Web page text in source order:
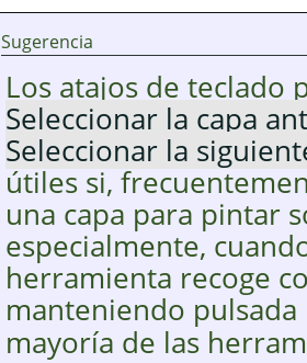
Sugerencia
Los atajos de teclado
Seleccionar la capa
Seleccionar la
útiles si,
una capa para pintar
especialmente,
herramienta recoge
manteniendo
mayoría de las